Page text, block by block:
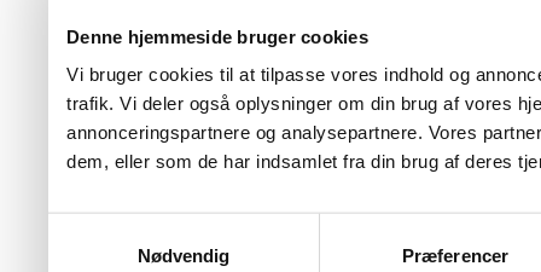
Denne hjemmeside bruger cookies
Vi bruger cookies til at tilpasse vores indhold og
trafik. Vi deler også oplysninger om din brug af vores
annonceringspartnere og analysepartnere. Vores
dem, eller som de har indsamlet fra din brug af deres
Nødvendig
Præferencer